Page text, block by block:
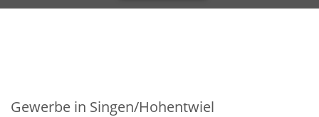
Gewerbe in Singen/Hohentwiel